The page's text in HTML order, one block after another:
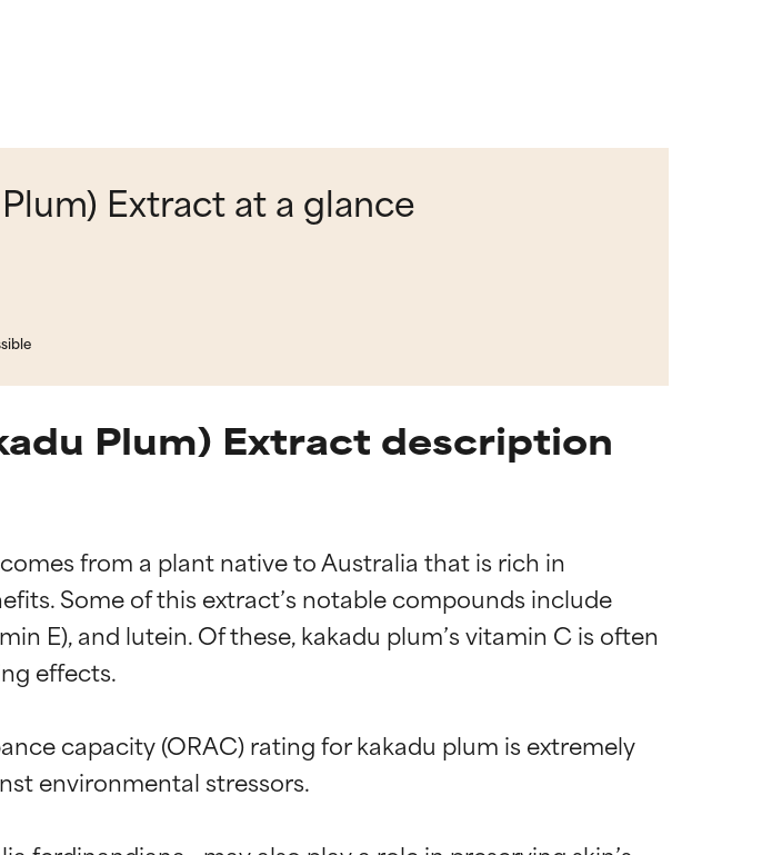
Extract at a glance
Plum) Extract description
from a plant native to Australia that is rich in
Some of this extract’s notable compounds include
E), and lutein. Of these, kakadu plum’s vitamin C is often
effects.
capacity (ORAC) rating for kakadu plum is extremely
environmental stressors.